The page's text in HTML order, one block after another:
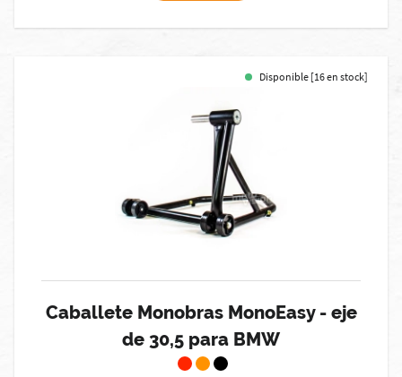
Disponible [16 en stock]
Caballete Monobras MonoEasy - eje
de 30,5 para BMW